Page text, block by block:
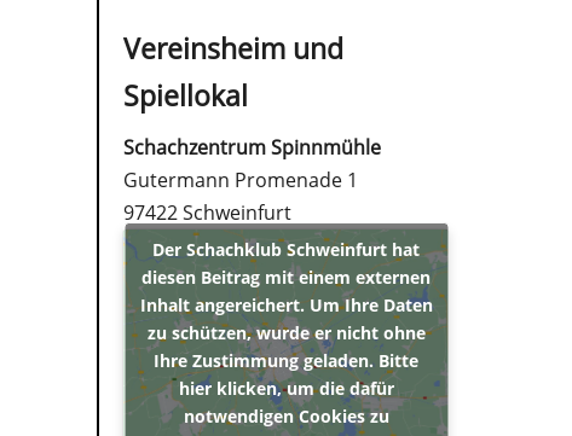
Vereinsheim und
Spiellokal
Schachzentrum Spinnmühle
Gutermann Promenade 1
97422 Schweinfurt
Der Schachklub Schweinfurt hat
diesen Beitrag mit einem externen
Inhalt angereichert. Um Ihre Daten
zu schützen, wurde er nicht ohne
Ihre Zustimmung geladen. Bitte
hier klicken, um die dafür
notwendigen Cookies zu